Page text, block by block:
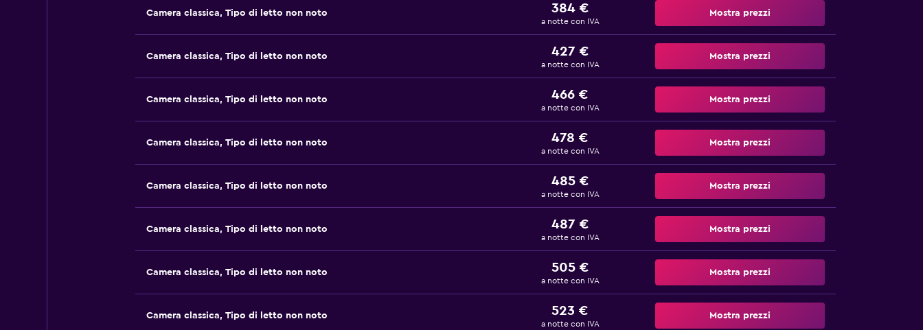
Camera classica, Tipo di letto non noto 384 €
a notte con IVA
Mostra prezzi
Camera classica, Tipo di letto non noto 427 €
a notte con IVA
Mostra prezzi
Camera classica, Tipo di letto non noto 466 €
a notte con IVA
Mostra prezzi
Camera classica, Tipo di letto non noto 478 €
a notte con IVA
Mostra prezzi
Camera classica, Tipo di letto non noto 485 €
a notte con IVA
Mostra prezzi
Camera classica, Tipo di letto non noto 487 €
a notte con IVA
Mostra prezzi
Camera classica, Tipo di letto non noto 505 €
a notte con IVA
Mostra prezzi
Camera classica, Tipo di letto non noto 523 €
a notte con IVA
Mostra prezzi